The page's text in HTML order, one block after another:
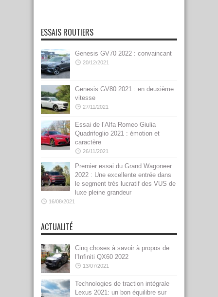
ESSAIS ROUTIERS
Genesis GV70 2022 : convaincant
20/12/2021
Genesis GV80 2021 : en deuxième
vitesse
27/11/2021
Essai de l’Alfa Romeo Giulia
Quadrifoglio 2021 : émotion et
caractère
26/11/2021
Premier essai du Grand Wagoneer
2022 : Une excellente entrée dans
le segment très lucratif des VUS de
luxe pleine grandeur
16/08/2021
ACTUALITÉ
Cinq choses à savoir à propos de
l’Infiniti QX60 2022
13/07/2021
Technologies de traction intégrale
Lexus 2021: un bon équilibre sur